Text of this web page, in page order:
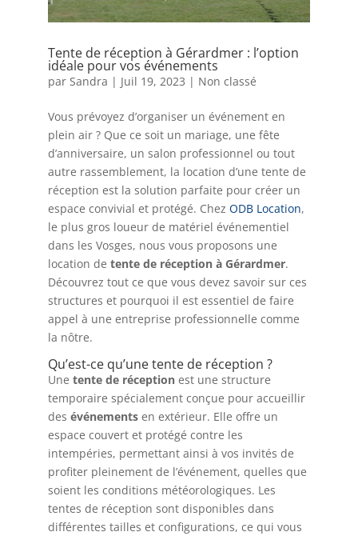
Tente de réception à Gérardmer : l’option
idéale pour vos événements
par Sandra | Juil 19, 2023 | Non classé
Vous prévoyez d’organiser un événement en
plein air ? Que ce soit un mariage, une fête
d’anniversaire, un salon professionnel ou tout
autre rassemblement, la location d’une tente de
réception est la solution parfaite pour créer un
espace convivial et protégé. Chez ODB Location,
le plus gros loueur de matériel événementiel
dans les Vosges, nous vous proposons une
location de tente de réception à Gérardmer.
Découvrez tout ce que vous devez savoir sur ces
structures et pourquoi il est essentiel de faire
appel à une entreprise professionnelle comme
la nôtre.
Qu’est-ce qu’une tente de réception ?
Une tente de réceptionest une structure
temporaire spécialement conçue pour accueillir
des événementsen extérieur. Elle offre un
espace couvert et protégé contre les
intempéries, permettant ainsi à vos invités de
profiter pleinement de l’événement, quelles que
soient les conditions météorologiques. Les
tentes de réception sont disponibles dans
différentes tailles et configurations, ce qui vous